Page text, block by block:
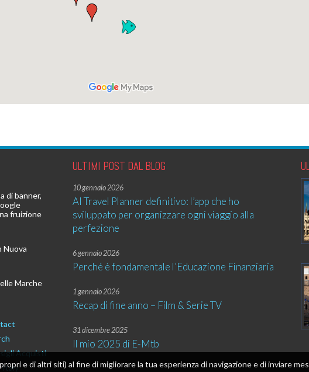
di banner,
fruizione
Nuova
Marche
Acquisti
Italy
ULTIMI POST DAL BLOG
10 gennaio 2026
AI Travel Planner definitivo: l’app che ho
sviluppato per organizzare ogni viaggio alla
perfezione
6 gennaio 2026
Perché è fondamentale l’Educazione Finanziaria
1 gennaio 2026
Recap di fine anno – Film & Serie TV
31 dicembre 2025
Il mio 2025 di E-Mtb
e di altri siti) al fine di migliorare la tua esperienza di navigazione e di inviare